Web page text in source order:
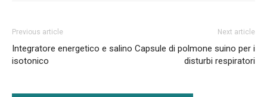
Previous article
Integratore energetico e salino
isotonico
Next article
Capsule di polmone suino per i
disturbi respiratori